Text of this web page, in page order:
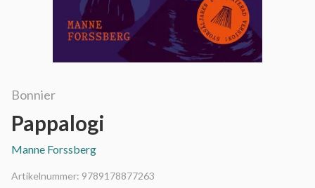
Bonnier
Pappalogi
Manne Forssberg
Artikelnummer: 9789178877263